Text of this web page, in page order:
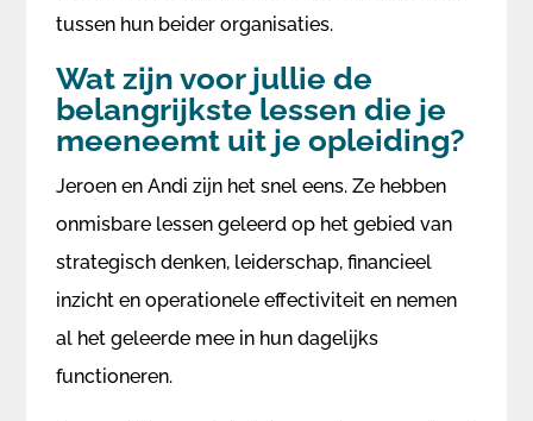
tussen hun beider organisaties.
Wat zijn voor jullie de
belangrijkste lessen die je
meeneemt uit je opleiding?
Jeroen en Andi zijn het snel eens. Ze hebben
onmisbare lessen geleerd op het gebied van
strategisch denken, leiderschap, financieel
inzicht en operationele effectiviteit en nemen
al het geleerde mee in hun dagelijks
functioneren.